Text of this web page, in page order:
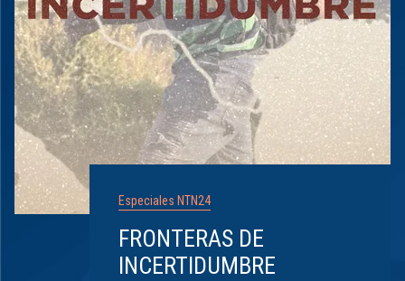
Especiales NTN24
FRONTERAS DE
INCERTIDUMBRE